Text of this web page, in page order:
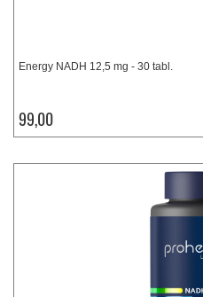
Energy NADH 12,5 mg - 30 tabl.
99,00